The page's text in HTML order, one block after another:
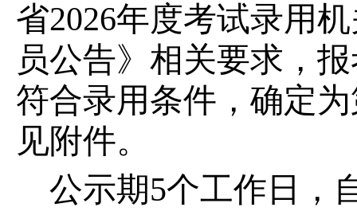
省2026年度考试录用
员公告》相关要求，
符合录用条件，确定
见附件。
公示期5个工作日，